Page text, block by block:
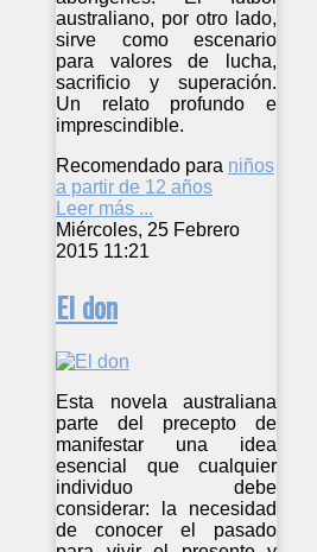
australiano, por otro lado,
sirve como escenario
para valores de lucha,
sacrificio y superación.
Un relato profundo e
imprescindible.
Recomendado para niños
a partir de 12 años
Leer más ...
Miércoles, 25 Febrero
2015 11:21
El don
Esta novela australiana
parte del precepto de
manifestar una idea
esencial que cualquier
individuo debe
considerar: la necesidad
de conocer el pasado